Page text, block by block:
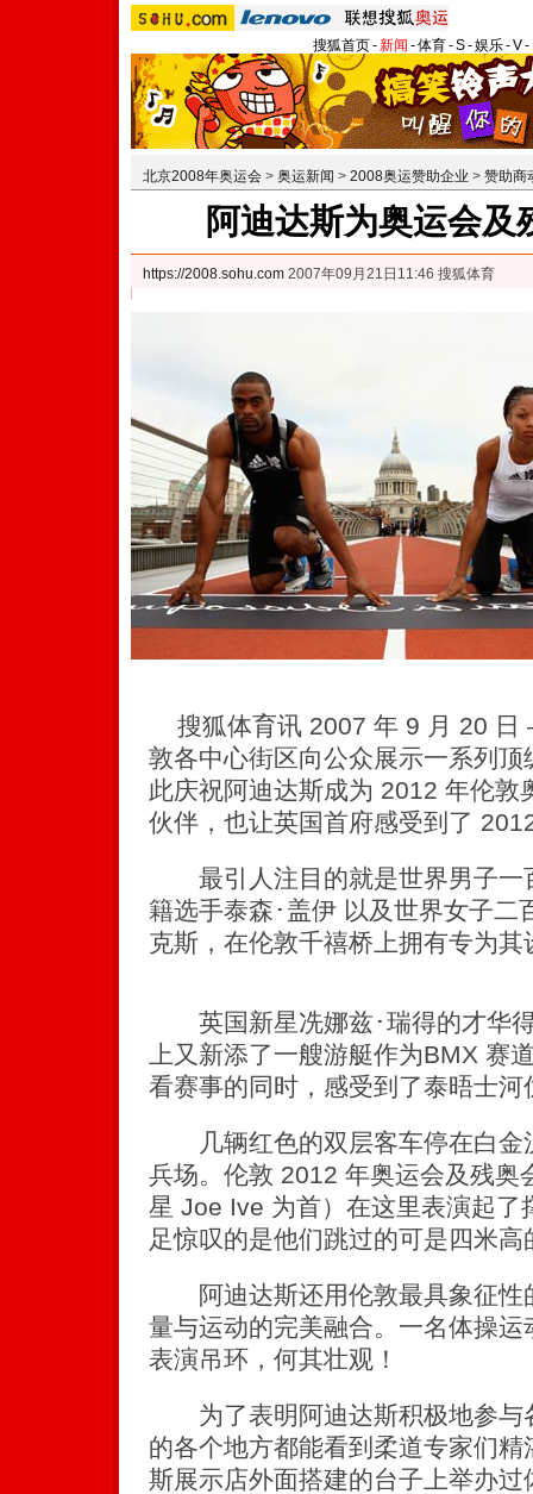
搜狐首页-新闻 -体育-S-娱乐-V-
北京2008年奥运会 > 奥运新闻 > 2008奥运赞助企业 > 赞助商
阿迪达斯为奥运会及
https://2008.sohu.com 2007年09月21日11:46 搜狐体育
搜狐体育讯 2007 年 9 月 20 日
敦各中心街区向公众展示一系列
此庆祝阿迪达斯成为 2012 年伦敦
伙伴，也让英国首府感受到了
最引人注目的就是世界男子一
籍选手泰森･盖伊 以及世界女子二
克斯，在伦敦千禧桥上拥有专为
英国新星冼娜兹･瑞得的才华得
上又新添了一艘游艇作为BMX 赛
看赛事的同时，感受到了泰晤士河
几辆红色的双层客车停在白金
兵场。伦敦 2012 年奥运会及残奥
星 Joe Ive 为首）在这里表演起了
足惊叹的是他们跳过的可是四米高
阿迪达斯还用伦敦最具象征性
量与运动的完美融合。一名体操
表演吊环，何其壮观！
为了表明阿迪达斯积极地参与
的各个地方都能看到柔道专家们
斯展示店外面搭建的台子上举办过